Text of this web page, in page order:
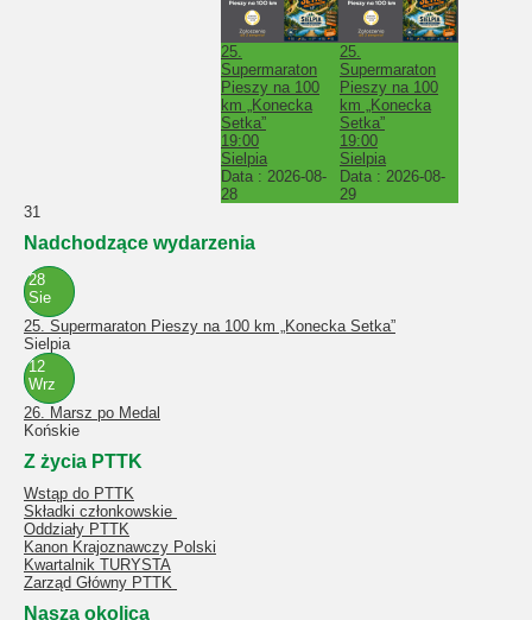
25.
Supermaraton
Pieszy na 100
km „Konecka
Setka”
19:00
Sielpia
Data : 2026-08-
28
25.
Supermaraton
Pieszy na 100
km „Konecka
Setka”
19:00
Sielpia
Data : 2026-08-
29
31
Nadchodzące wydarzenia
28
Sie
25. Supermaraton Pieszy na 100 km „Konecka Setka”
Sielpia
12
Wrz
26. Marsz po Medal
Końskie
Z życia PTTK
Wstąp do PTTK
Składki członkowskie
Oddziały PTTK
Kanon Krajoznawczy Polski
Kwartalnik TURYSTA
Zarząd Główny PTTK
Nasza okolica